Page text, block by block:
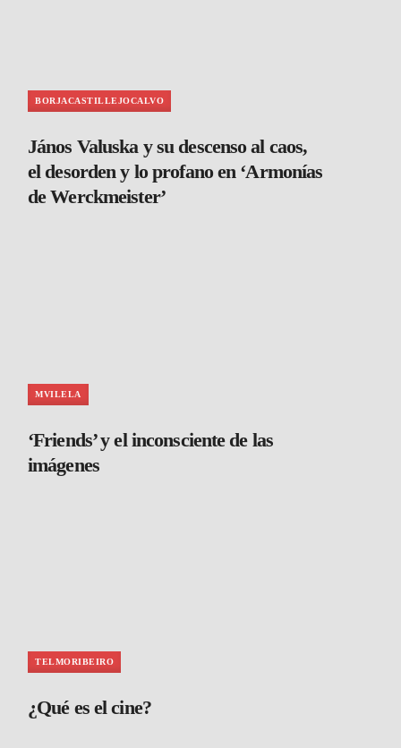
BORJACASTILLEJOCALVO
János Valuska y su descenso al caos,
el desorden y lo profano en ‘Armonías
de Werckmeister’
MVILELA
‘Friends’ y el inconsciente de las
imágenes
TELMORIBEIRO
¿Qué es el cine?